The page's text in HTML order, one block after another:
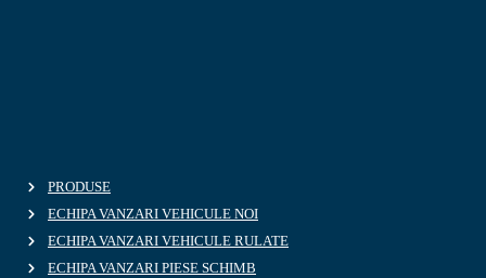
PRODUSE
ECHIPA VANZARI VEHICULE NOI
ECHIPA VANZARI VEHICULE RULATE
ECHIPA VANZARI PIESE SCHIMB